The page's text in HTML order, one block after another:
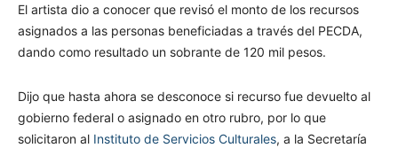
El artista dio a conocer que revisó el monto de los recursos
asignados a las personas beneficiadas a través del PECDA,
dando como resultado un sobrante de 120 mil pesos.
Dijo que hasta ahora se desconoce si recurso fue devuelto al
gobierno federal o asignado en otro rubro, por lo que
solicitaron al Instituto de Servicios Culturales, a la Secretaría